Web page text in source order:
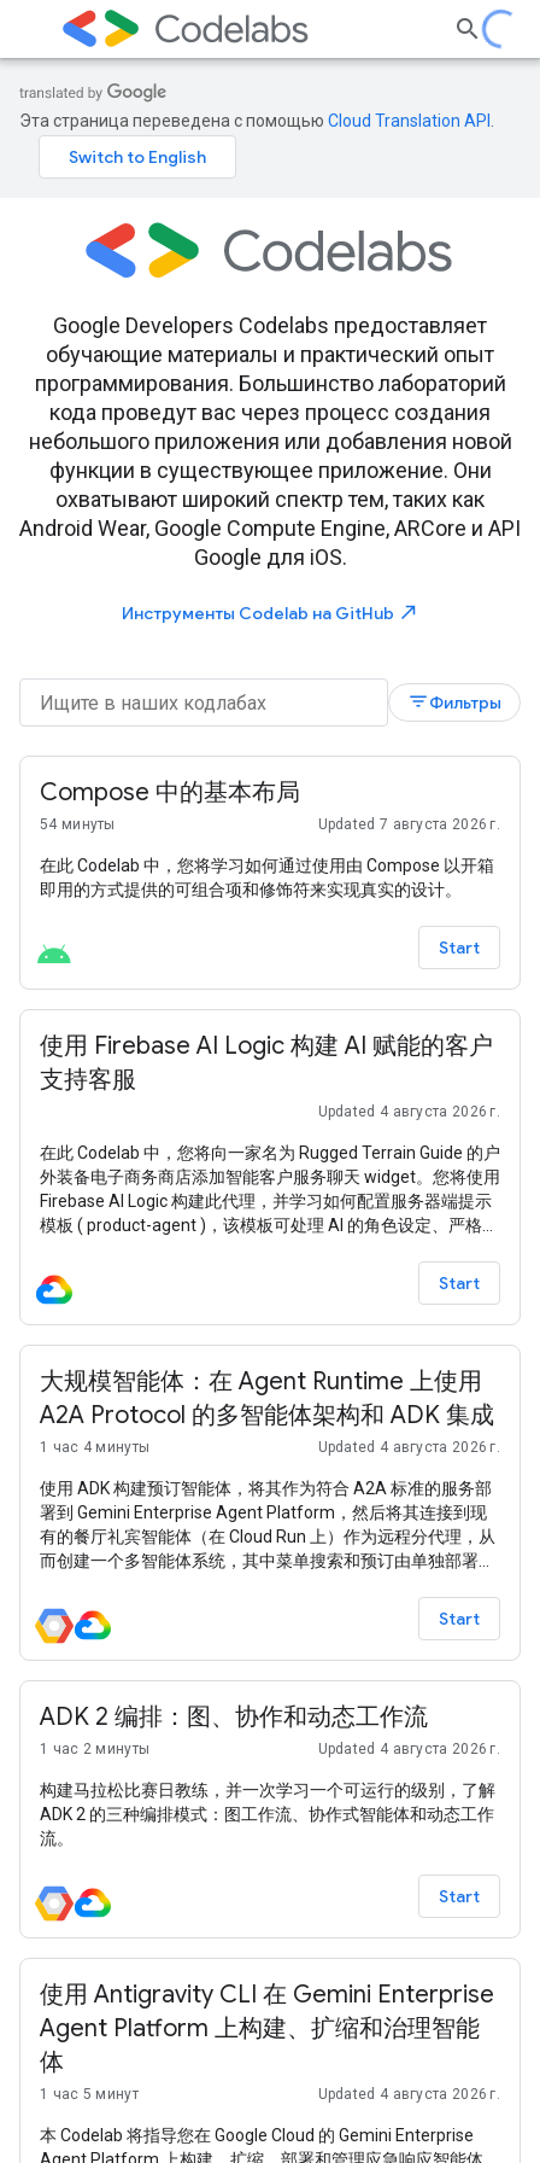
Эта страница переведена с помощью Cloud Translation API
Google Developers Codelabs предоставляет
обучающие материалы и практический опыт
программирования. Большинство лабораторий
кода проведут вас через процесс создания
небольшого приложения или добавления новой
функции в существующее приложение. Они
охватывают широкий спектр тем, таких как
Android Wear, Google Compute Engine, ARCore и API
Google для iOS.
Инструменты Codelab на GitHub north_east
filter_listФильтры
Compose 中的基本布局
54 минуты Updated 7 августа 2026 г.
在此 Codelab 中，您将学习如何通过使用由 Compose 以开箱
即用的方式提供的可组合项和修饰符来实现真实的设计。
Start
使用 Firebase AI Logic 构建 AI 赋能的客户
支持客服
Updated 4 августа 2026 г.
在此 Codelab 中，您将向一家名为 Rugged Terrain Guide 的户
外装备电子商务商店添加智能客户服务聊天 widget。您将使用
Firebase AI Logic 构建此代理，并学习如何配置服务器端提示
模板 ( product-agent )，该模板可处理 AI 的角色设定、严格的
用本 Codelab 中的 Firebase 服务，您的 Firebase 项目必须采
用 随用随付 (Blaze) 定价方案
Start
大规模智能体：在 Agent Runtime 上使用
A2A Protocol 的多智能体架构和 ADK 集成
1 час 4 минуты Updated 4 августа 2026 г.
使用 ADK 构建预订智能体，将其作为符合 A2A 标准的服务部
署到 Gemini Enterprise Agent Platform，然后将其连接到现
有的餐厅礼宾智能体（在 Cloud Run 上）作为远程分代理，从
而创建一个多智能体系统，其中菜单搜索和预订由单独部署的
Start
ADK 2 编排：图、协作和动态工作流
1 час 2 минуты Updated 4 августа 2026 г.
构建马拉松比赛日教练，并一次学习一个可运行的级别，了解
ADK 2 的三种编排模式：图工作流、协作式智能体和动态工作
流。
Start
使用 Antigravity CLI 在 Gemini Enterprise
Agent Platform 上构建、扩缩和治理智能
体
1 час 5 минут Updated 4 августа 2026 г.
本 Codelab 将指导您在 Google Cloud 的 Gemini Enterprise